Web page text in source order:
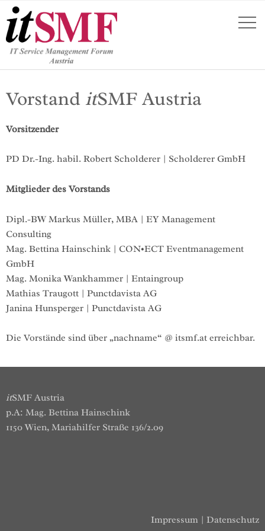
Vorstand itSMF Austria
Vorsitzender
PD Dr.-Ing. habil. Robert Scholderer | Scholderer GmbH
Mitglieder des Vorstands
Dipl.-BW Markus Müller, MBA | EY Management
Consulting
Mag. Bettina Hainschink | CON•ECT Eventmanagement
GmbH
Mag. Monika Wankhammer | Entaingroup
Mathias Traugott | Punctdavista AG
Janina Hunsperger | Punctdavista AG
Die Vorstände sind über „nachname“ @ itsmf.at erreichbar.
itSMF Austria
p.A: Mag. Bettina Hainschink
1150 Wien, Mariahilfer Straße 136/2.09
Impressum | Datenschutz